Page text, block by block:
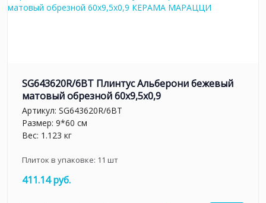
SG643620R/6BT Плинтус Альберони бежевый
матовый обрезной 60x9,5x0,9
Артикул: SG643620R/6BT
Размер: 9*60 см
Вес: 1.123 кг
Плиток в упаковке: 11 шт
411.14 руб.